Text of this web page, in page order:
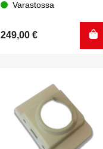
Varastossa
249,00 €